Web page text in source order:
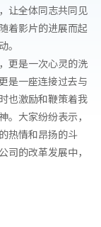
让全体同志共同见
着影片的进展而起
。
更是一次心灵的洗
是一座连接过去与
也激励和鞭策着我
大家纷纷表示，
热情和昂扬的斗
的改革发展中，